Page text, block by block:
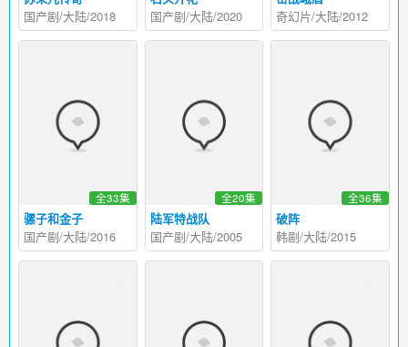
国产剧/大陆/2018 国产剧/大陆/2020 奇幻片/大陆/2012
骡子和金子
全33集
国产剧/大陆/2016
陆军特战队
全20集
国产剧/大陆/2005
破阵
全36集
韩剧/大陆/2015